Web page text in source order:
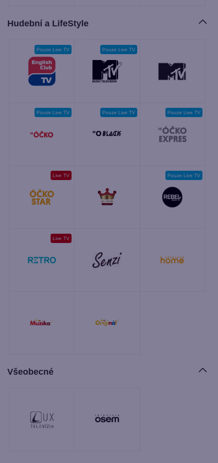
Hudební a LifeStyle
Pouze Live TV Pouze Live TV
Pouze Live TV Pouze Live TV Pouze Live TV
Live TV Pouze Live TV
Live TV
Všeobecné